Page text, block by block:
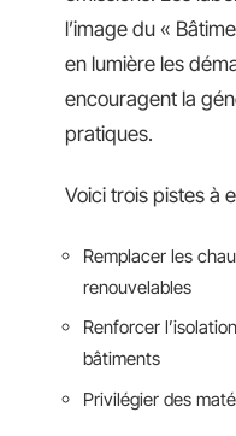
l’image du «
en lumière les
encouragent la
pratiques.
Voici trois pistes à
Remplacer les
renouvelables
Renforcer
bâtiments
Privilégier des